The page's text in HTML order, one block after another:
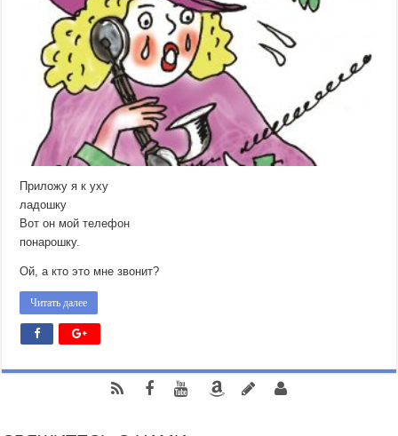
Приложу я к уху
ладошку
Вот он мой телефон
понарошку.
Ой, а кто это мне звонит?
Читать далее